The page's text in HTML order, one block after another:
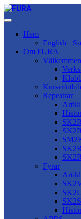
Hem
English -
Om FURA
Kurser/
Repeatrar
Fyrar